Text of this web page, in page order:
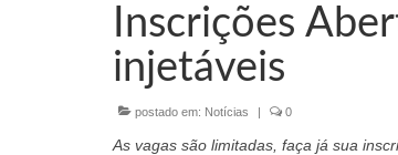
Inscrições
injetáveis
postado em: Notícias | 0
As vagas são limitadas, faça já sua